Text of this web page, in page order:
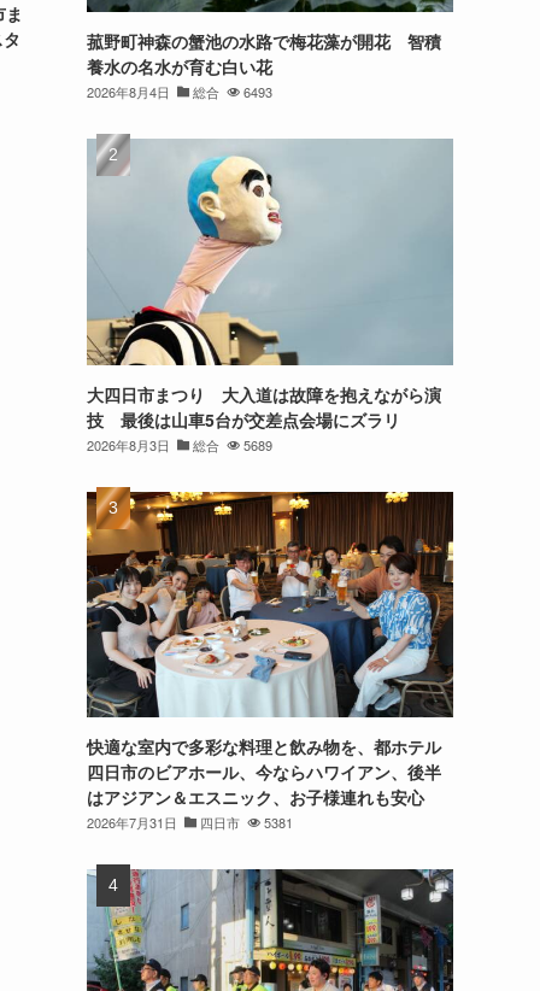
菰野町神森の蟹池の水路で梅花藻が開花 智積
養水の名水が育む白い花
2026年8月4日 総合 6493
大四日市まつり 大入道は故障を抱えながら演
技 最後は山車5台が交差点会場にズラリ
2026年8月3日 総合 5689
快適な室内で多彩な料理と飲み物を、都ホテル
四日市のビアホール、今ならハワイアン、後半
はアジアン＆エスニック、お子様連れも安心
2026年7月31日 四日市 5381